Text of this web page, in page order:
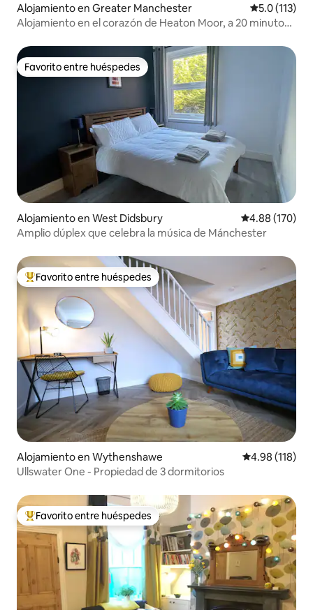
Alojamiento en Greater Manchester Calificación
5.0 (113)
Alojamiento en el corazón de Heaton Moor, a 20 minutos
Favorito entre huéspedes
Favorito entre huéspedes
Alojamiento en West Didsbury Calificación
4.88 (170)
Amplio dúplex que celebra la música de Mánchester
Favorito entre huéspedes preferido
Favorito entre huéspedes
Alojamiento en Wythenshawe Calificación
4.98 (118)
Ullswater One - Propiedad de 3 dormitorios
Favorito entre huéspedes preferido
Favorito entre huéspedes